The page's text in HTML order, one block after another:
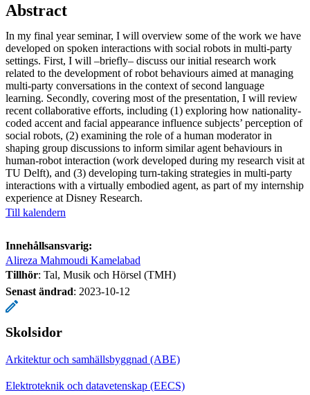
Abstract
In my final year seminar, I will overview some of the work we have
developed on spoken interactions with social robots in multi-party
settings. First, I will –briefly– discuss our initial research work
related to the development of robot behaviours aimed at managing
multi-party conversations in the context of second language
learning. Secondly, covering most of the presentation, I will review
recent collaborative efforts, including (1) exploring how nationality-
coded accent and facial appearance influence subjects’ perception of
social robots, (2) examining the role of a human moderator in
shaping group discussions to inform similar agent behaviours in
human-robot interaction (work developed during my research visit at
TU Delft), and (3) developing turn-taking strategies in multi-party
interactions with a virtually embodied agent, as part of my internship
experience at Disney Research.
Till kalendern
Innehållsansvarig:
Alireza Mahmoudi Kamelabad
Tillhör: Tal, Musik och Hörsel (TMH)
Senast ändrad: 2023-10-12
Skolsidor
Arkitektur och samhällsbyggnad (ABE)
Elektroteknik och datavetenskap (EECS)